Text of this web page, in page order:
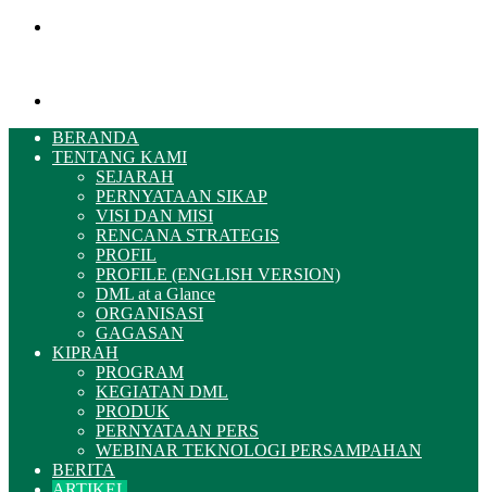
BERANDA
TENTANG KAMI
SEJARAH
PERNYATAAN SIKAP
VISI DAN MISI
RENCANA STRATEGIS
PROFIL
PROFILE (ENGLISH VERSION)
DML at a Glance
ORGANISASI
GAGASAN
KIPRAH
PROGRAM
KEGIATAN DML
PRODUK
PERNYATAAN PERS
WEBINAR TEKNOLOGI PERSAMPAHAN
BERITA